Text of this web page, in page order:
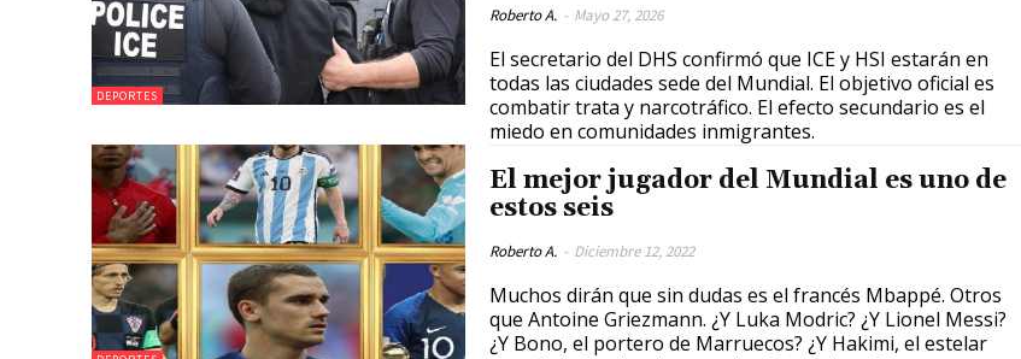
DEPORTES
Roberto A. - Mayo 27, 2026
El secretario del DHS confirmó que ICE y HSI estarán en
todas las ciudades sede del Mundial. El objetivo oficial es
combatir trata y narcotráfico. El efecto secundario es el
miedo en comunidades inmigrantes.
El mejor jugador del Mundial es uno de
estos seis
Roberto A. - Diciembre 12, 2022
Muchos dirán que sin dudas es el francés Mbappé. Otros
que Antoine Griezmann. ¿Y Luka Modric? ¿Y Lionel Messi?
¿Y Bono, el portero de Marruecos? ¿Y Hakimi, el estelar